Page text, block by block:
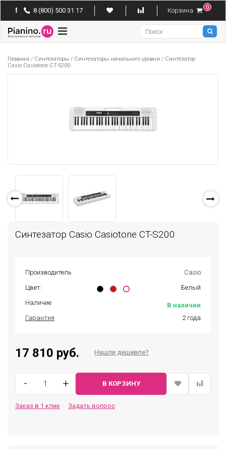
8 (800) 500 31 17 Корзина 0
Pianino
Главная / Синтезаторы / Синтезаторы начального уровня / Синтезатор
Casio Casiotone CT-S200
Синтезатор Casio Casiotone CT-S200
Производитель
Casio
Цвет:
Белый
Наличие
В наличии
Гарантия
2 года
17 810 руб. Нашли дешевле?
- + В КОРЗИНУ
Заказ в 1 клик Задать вопрос